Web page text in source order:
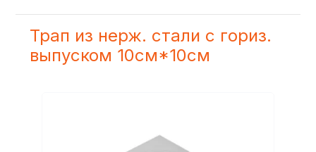
Трап из нерж. стали с гориз.
выпуском 10см*10см